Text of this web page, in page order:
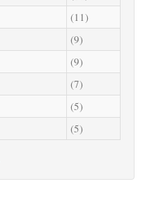
(11)
(9)
(9)
(7)
(5)
(5)